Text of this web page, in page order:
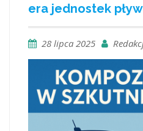
era jednostek
28 lipca 2025